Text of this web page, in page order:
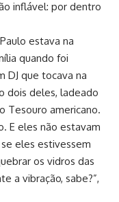
inflável: por dentro
estava na
quando foi
DJ que tocava na
dois deles, ladeado
Tesouro americano.
E eles não estavam
eles estivessem
os vidros das
a vibração, sabe?”,